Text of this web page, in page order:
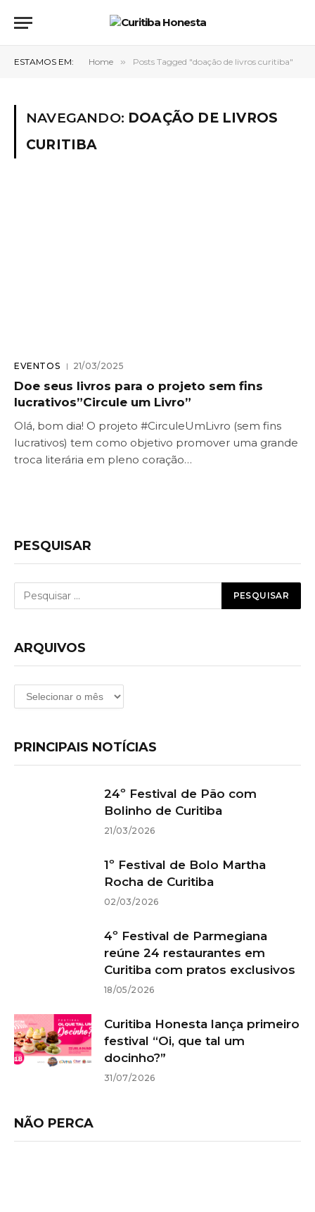
ESTAMOS EM: Home » Posts Tagged "doação de livros curitiba"
NAVEGANDO: DOAÇÃO DE LIVROS
CURITIBA
EVENTOS 21/03/2025
Doe seus livros para o projeto sem fins
lucrativos”Circule um Livro”
Olá, bom dia! O projeto #CirculeUmLivro (sem fins
lucrativos) tem como objetivo promover uma grande
troca literária em pleno coração…
PESQUISAR
ARQUIVOS
Arquivos
PRINCIPAIS NOTÍCIAS
24º Festival de Pão com
Bolinho de Curitiba
21/03/2026
1º Festival de Bolo Martha
Rocha de Curitiba
02/03/2026
4º Festival de Parmegiana
reúne 24 restaurantes em
Curitiba com pratos exclusivos
18/05/2026
Curitiba Honesta lança primeiro
festival “Oi, que tal um
docinho?”
31/07/2026
NÃO PERCA